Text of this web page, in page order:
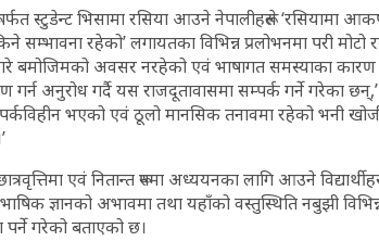
स्टुडेन्ट भिसामा रसिया आउने नेपालीहरूले ‘रसियामा
सम्भावना रहेको’ लगायतका विभिन्न प्रलोभनमा परी
बमोजिमको अवसर नरहेको एवं भाषागत समस्याका
अनुरोध गर्दै यस राजदूतावासमा सम्पर्क गर्ने गरेका
भएको एवं ठूलो मानसिक तनावमा रहेको भनी
एवं नितान्त रूपमा अध्ययनका लागि आउने
ज्ञानको अभावमा तथा यहाँको वस्तुस्थिति नबुझी
गरेको बताएको छ।